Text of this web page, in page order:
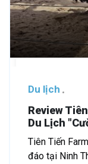
Du lịch
Review
Du Lịch
Tiên Tiến
đáo tại Ninh